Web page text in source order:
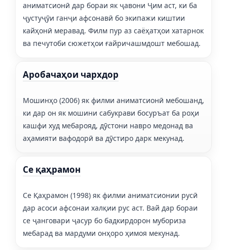
аниматсионӣ дар бораи як ҷавони Ҷим аст, ки ба
ҷустуҷӯи ганҷи афсонавӣ бо экипажи киштии
кайҳонӣ меравад. Филм пур аз саёҳатҳои хатарнок
ва печутоби сюжетҳои ғайричашмдошт мебошад.
Аробачаҳои чархдор
Мошинҳо (2006) як филми аниматсионӣ мебошанд,
ки дар он як мошини сабукрави босуръат ба роҳи
кашфи худ мебарояд, дӯстони навро медонад ва
аҳамияти вафодорӣ ва дӯстиро дарк мекунад.
Се қаҳрамон
Се Қаҳрамон (1998) як филми аниматсионии русӣ
дар асоси афсонаи халқии рус аст. Вай дар бораи
се ҷанговари ҷасур бо бадкирдорон мубориза
мебарад ва мардуми онҳоро ҳимоя мекунад.